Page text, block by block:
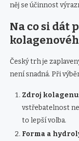
něj se účinnost
Na co si dát
Český trh je
není snadná. Při
Zdroj kolagenu
vstřebatelnost
to lepší volba.
Forma a